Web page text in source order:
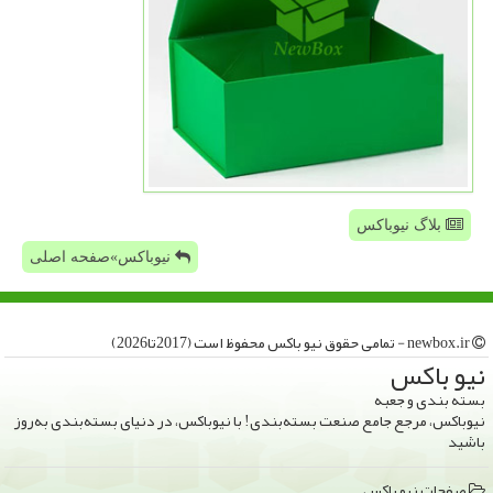
بلاگ نیوباکس
نیوباکس»صفحه اصلی
نیو باكس
بسته بندی و جعبه
نیوباکس، مرجع جامع صنعت بسته‌بندی! با نیوباکس، در دنیای بسته‌بندی به‌روز
باشید